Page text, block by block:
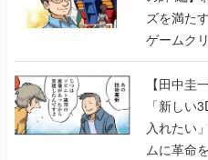
ズを満た
ゲームク
【若ゲの
【田中圭
「新しい
入れたい
ムに革命